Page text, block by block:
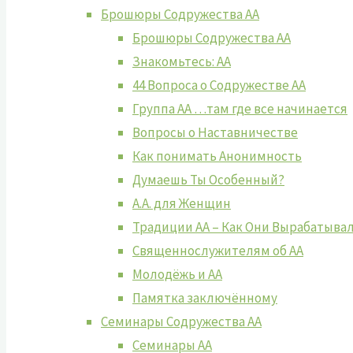
Брошюры Содружества АА
Брошюры Содружества АА
Знакомьтесь: АА
44 Вопроса о Содружестве АА
Группа АА …там где все начинается
Вопросы о Наставничестве
Как понимать Анонимность
Думаешь Ты Особенный?
А.А. для Женщин
Традиции АА – Как Они
Священнослужителям об АА
Молодёжь и АА
Памятка заключённому
Семинары Содружества АА
Семинары АА